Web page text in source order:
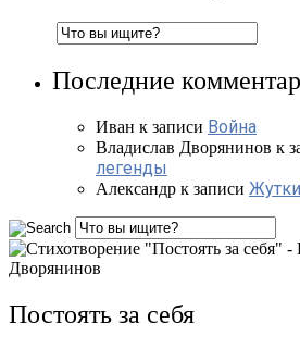
Последние
Иван к записи Война
Владислав Дворянинов к
легенды
Александр к записи
Постоять за себя